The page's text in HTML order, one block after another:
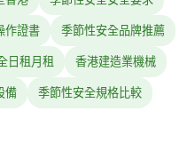
作證書 季節性安全品牌推薦
日租月租 香港建造業機械
備 季節性安全規格比較